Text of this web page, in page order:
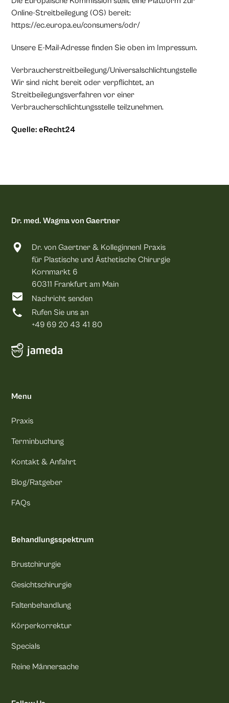
Online-Streitbeilegung (OS) bereit:
https://ec.europa.eu/consumers/odr/
Unsere E-Mail-Adresse finden Sie oben im Impressum.
Verbraucherstreitbeilegung/Universalschlichtungstelle
Wir sind nicht bereit oder verpflichtet, an
Streitbeilegungsverfahren vor einer
Verbraucherschlichtungsstelle teilzunehmen.
Quelle: eRecht24
Dr. med. Wagma von Gaertner
Dr. von Gaertner & KolleginnenI Praxis
für Plastische und Ästhetische Chirurgie
Kornmarkt 6
60311 Frankfurt am Main
Nachricht senden
Rufen Sie uns an
+49 69 20 43 41 80
Menu
Praxis
Terminbuchung
Kontakt & Anfahrt
Blog/Ratgeber
FAQs
Behandlungsspektrum
Brustchirurgie
Gesichtschirurgie
Faltenbehandlung
Körperkorrektur
Specials
Reine Männersache